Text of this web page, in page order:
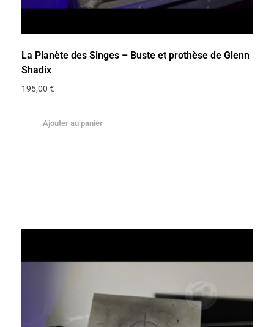
La Planète des Singes – Buste et prothèse de Glenn
Shadix
195,00 €
Ajouter au panier